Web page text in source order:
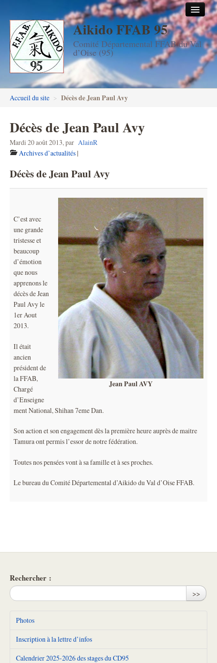
Aikido FFAB 95
Comité Départemental FFAB du Val
d’Oise (95)
Accueil
Les dojos
Stages
Les enseignants
Aïkido seniors
Passage de grades DAN
Photos
Accueil du site > Décès de Jean Paul Avy
Décès de Jean Paul Avy
Mardi 20 août 2013,par AlainR
Archives d’actualités |
Décès de Jean Paul Avy
Jean Paul AVY
C’est avec
une grande
tristesse et
beaucoup
d’émotion
que nous
apprenons le
décès de Jean
Paul Avy le
1er Aout
2013.
Il était
ancien
président de
la FFAB,
Chargé
d’Enseigne
ment National, Shihan 7eme Dan.
Son action et son engagement dès la première heure auprès de maitre
Tamura ont permis l’essor de notre fédération.
Toutes nos pensées vont à sa famille et à ses proches.
Le bureau du Comité Départemental d’Aikido du Val d’Oise FFAB.
Rechercher :
>>
Photos
Inscription à la lettre d’infos
Calendrier 2025-2026 des stages du CD95